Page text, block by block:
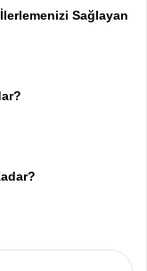
Sağlayan